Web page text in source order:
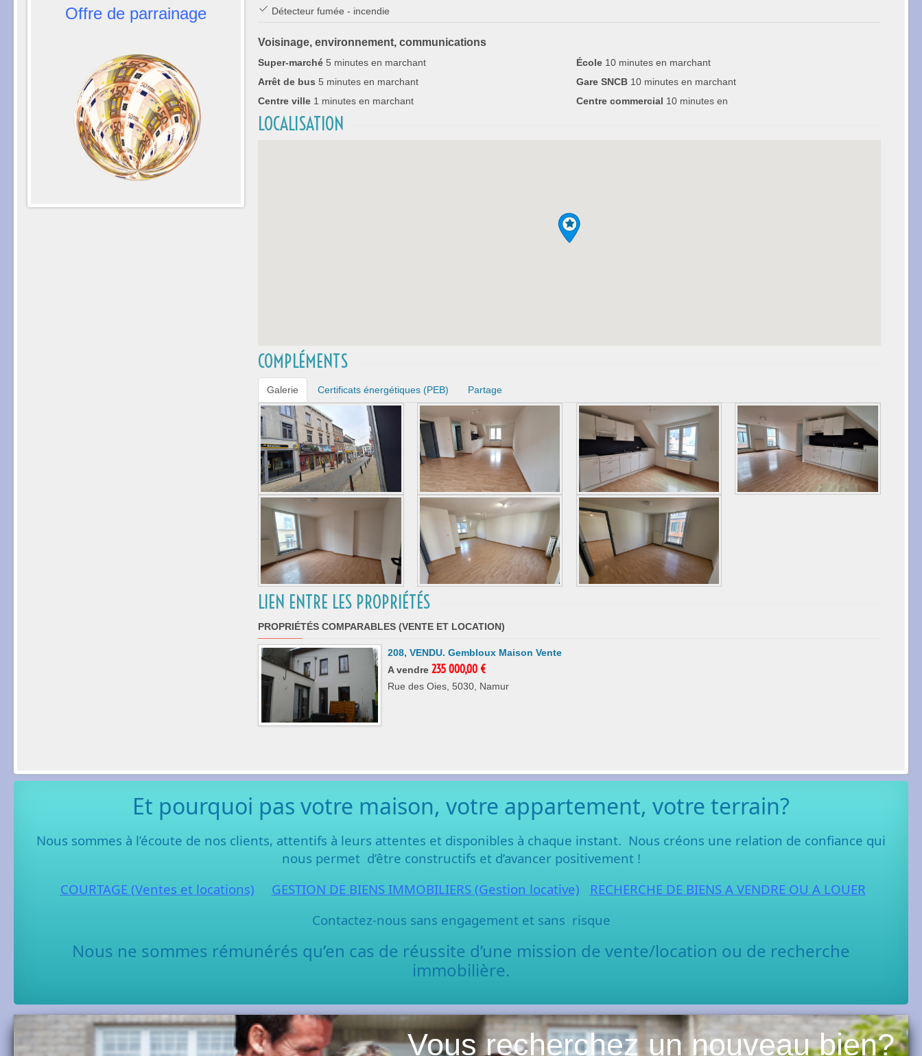
Offre de parrainage Détecteur fumée - incendie
Voisinage, environnement, communications
Super-marché 5 minutes en marchant École10 minutes en marchant
Arrêt de bus 5 minutes en marchant Gare SNCB10 minutes en marchant
Centre ville 1 minutes en marchant Centre commercial 10 minutes en
LOCALISATION
COMPLÉMENTS
Galerie Certificats énergétiques (PEB) Partage
LIEN ENTRE LES PROPRIÉTÉS
PROPRIÉTÉS COMPARABLES (VENTE ET LOCATION)
208, VENDU. Gembloux Maison Vente
A vendre 235 000,00 €
Rue des Oies, 5030, Namur
Et pourquoi pas votre maison, votre appartement, votre terrain?
Nous sommes à l’écoute de nos clients, attentifs à leurs attentes et disponibles à chaque instant. Nous créons une relation de confiance qui
nous permet d’être constructifs et d’avancer positivement !
COURTAGE (Ventes et locations)
GESTION DE BIENS IMMOBILIERS (Gestion locative)
RECHERCHE DE BIENS A VENDRE OU A LOUER
Contactez-nous sans engagement et sans risque
Nous ne sommes rémunérés qu’en cas de réussite d’une mission de vente/location ou de recherche
immobilière.
Vous recherchez un nouveau bien?